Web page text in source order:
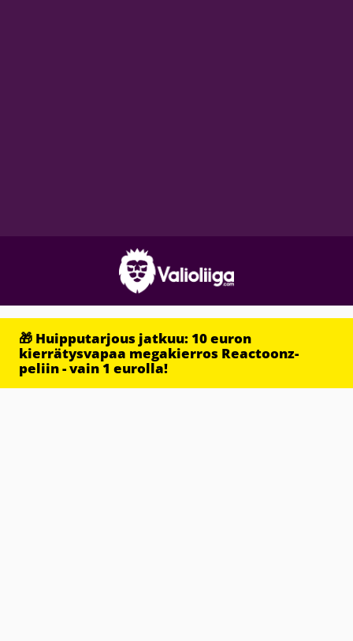
🎁 Huipputarjous jatkuu: 10 euron
kierrätysvapaa megakierros Reactoonz-
peliin - vain 1 eurolla!